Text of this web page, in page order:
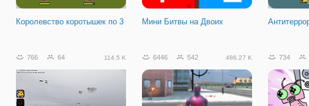
Королевство коротышек по 3 Мини Битвы на Двоих
766 64 114.5 K 6446 542 486.27 K 734